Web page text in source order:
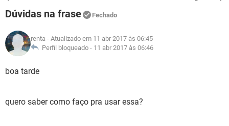
INSTAGRAM
GUIA DE COMPRAS
INSTAGRAM GMAIL
GUIA DE COMPRAS
JOGOS
CELULAR
OUTLOOK EXCEL
INSTAGRAM
JOGOS WHATSAPP
CELULAR
OUTLOOK
GLOSSÁRIO
OUTLOOK EXCEL
Dúvidas na frase Fechado
renta - Atualizado em 11 abr 2017 às 06:45
Perfil bloqueado - 11 abr 2017 às 06:46
boa tarde
quero saber como faço pra usar essa?